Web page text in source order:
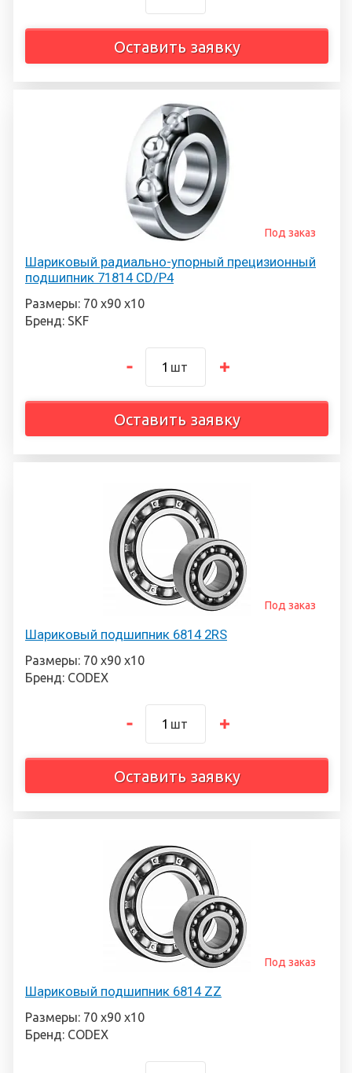
Оставить заявку
Шариковый радиально-упорный прецизионный
подшипник 71814 CD/P4
Под заказ
Размеры: 70 х90 х10
Бренд: SKF
шт
Оставить заявку
Шариковый подшипник 6814 2RS
Под заказ
Размеры: 70 х90 х10
Бренд: CODEX
шт
Оставить заявку
Шариковый подшипник 6814 ZZ
Под заказ
Размеры: 70 х90 х10
Бренд: CODEX